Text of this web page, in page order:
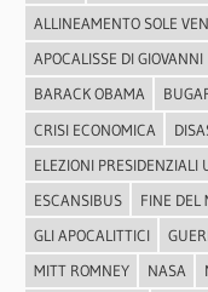
ALLINEAMENTO SOLE
APOCALISSE DI GIOVANNI
BARACK OBAMA
CRISI ECONOMICA
ELEZIONI PRESIDENZIALI
ESCANSIBUS
FINE DEL
GLI APOCALITTICI
MITT ROMNEY
NASA